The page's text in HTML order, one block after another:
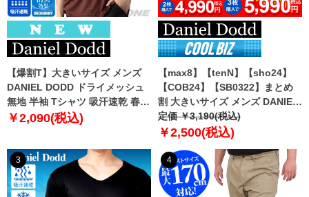
【爆割T】大きいサイズ メンズ
DANIEL DODD ドライメッシュ
無地 半袖 Tシャツ 吸汗速乾 春夏
新作 tjt-2602dry5 【fre】
￥2,090(税込)
【max8】【tenN】【sho24】
【COB24】【SB0322】まとめ
割 大きいサイズ メンズ DANIEL
DODD 吸汗速乾 半袖 無地 スポ
ーツ ポロシャツ azpr-009008h
定価 ￥3,190(税込)
￥2,500(税込)
3 4